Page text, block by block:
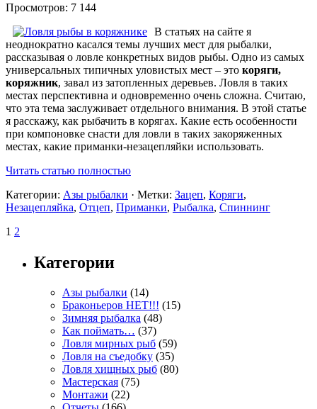
Просмотров: 7 144
В статьях на сайте я
неоднократно касался темы лучших мест для рыбалки,
рассказывая о ловле конкретных видов рыбы. Одно из самых
универсальных типичных уловистых мест – это коряги,
коряжник, завал из затопленных деревьев. Ловля в таких
местах перспективна и одновременно очень сложна. Считаю,
что эта тема заслуживает отдельного внимания. В этой статье
я расскажу, как рыбачить в корягах. Какие есть особенности
при компоновке снасти для ловли в таких закоряженных
местах, какие приманки-незацепляйки использовать.
Читать статью полностью
Категории: Азы рыбалки · Метки: Зацеп, Коряги,
Незацепляйка, Отцеп, Приманки, Рыбалка, Спиннинг
1 2
Категории
Азы рыбалки (14)
Браконьеров НЕТ!!! (15)
Зимняя рыбалка (48)
Как поймать… (37)
Ловля мирных рыб (59)
Ловля на съедобку (35)
Ловля хищных рыб (80)
Мастерская (75)
Монтажи (22)